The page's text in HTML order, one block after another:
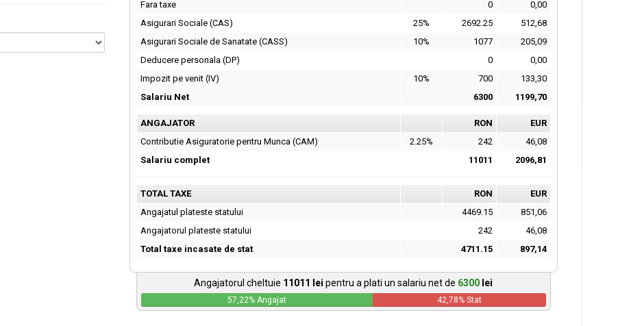
Fara taxe
0
0,00
Asigurari Sociale (CAS)
25% 2692.25
512,68
Asigurari Sociale de Sanatate (CASS)
10% 1077
205,09
Deducere personala (DP)
0
0,00
Impozit pe venit (IV)
10% 700
133,30
Salariu Net
6300 1199,70
ANGAJATOR RON
EUR
Contributie Asiguratorie pentru Munca (CAM)
2.25% 242
46,08
Salariu complet
11011 2096,81
TOTAL TAXE RON
EUR
Angajatul plateste statului
4469.15
851,06
Angajatorul plateste statului
242
46,08
Total taxe incasate de stat
4711.15 897,14
Angajatorul cheltuie 11011 lei pentru a plati un salariu net de 6300 lei
57,22% Angajat 42,78% Stat